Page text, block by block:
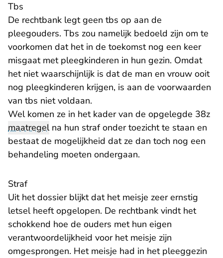
Tbs
De rechtbank legt geen tbs op aan de
pleegouders. Tbs zou namelijk bedoeld zijn om te
voorkomen dat het in de toekomst nog een keer
misgaat met pleegkinderen in hun gezin. Omdat
het niet waarschijnlijk is dat de man en vrouw ooit
nog pleegkinderen krijgen, is aan de voorwaarden
van tbs niet voldaan.
Wel komen ze in het kader van de opgelegde 38z
maatregelna hun straf onder toezicht te staan en
bestaat de mogelijkheid dat ze dan toch nog een
behandeling moeten ondergaan.
Straf
Uit het dossier blijkt dat het meisje zeer ernstig
letsel heeft opgelopen. De rechtbank vindt het
schokkend hoe de ouders met hun eigen
verantwoordelijkheid voor het meisje zijn
omgesprongen. Het meisje had in het pleeggezin